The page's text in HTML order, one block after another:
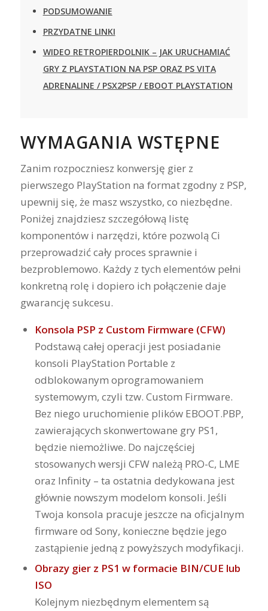
PODSUMOWANIE
PRZYDATNE LINKI
WIDEO RETROPIERDOLNIK – JAK URUCHAMIAĆ
GRY Z PLAYSTATION NA PSP ORAZ PS VITA
ADRENALINE / PSX2PSP / EBOOT PLAYSTATION
WYMAGANIA WSTĘPNE
Zanim rozpoczniesz konwersję gier z
pierwszego PlayStation na format zgodny z PSP,
upewnij się, że masz wszystko, co niezbędne.
Poniżej znajdziesz szczegółową listę
komponentów i narzędzi, które pozwolą Ci
przeprowadzić cały proces sprawnie i
bezproblemowo. Każdy z tych elementów pełni
konkretną rolę i dopiero ich połączenie daje
gwarancję sukcesu.
Konsola PSP z Custom Firmware (CFW)
Podstawą całej operacji jest posiadanie
konsoli PlayStation Portable z
odblokowanym oprogramowaniem
systemowym, czyli tzw. Custom Firmware.
Bez niego uruchomienie plików EBOOT.PBP,
zawierających skonwertowane gry PS1,
będzie niemożliwe. Do najczęściej
stosowanych wersji CFW należą PRO-C, LME
oraz Infinity – ta ostatnia dedykowana jest
głównie nowszym modelom konsoli. Jeśli
Twoja konsola pracuje jeszcze na oficjalnym
firmware od Sony, konieczne będzie jego
zastąpienie jedną z powyższych modyfikacji.
Obrazy gier z PS1 w formacie BIN/CUE lub
ISO
Kolejnym niezbędnym elementem są